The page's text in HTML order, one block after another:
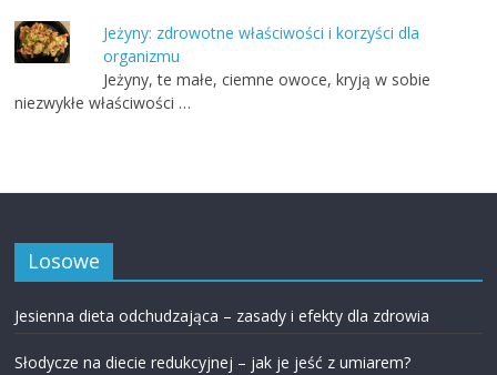
Jeżyny: zdrowotne właściwości i korzyści dla
organizmu
Jeżyny, te małe, ciemne owoce, kryją w sobie
niezwykłe właściwości …
Losowe
Jesienna dieta odchudzająca – zasady i efekty dla zdrowia
Słodycze na diecie redukcyjnej – jak je jeść z umiarem?